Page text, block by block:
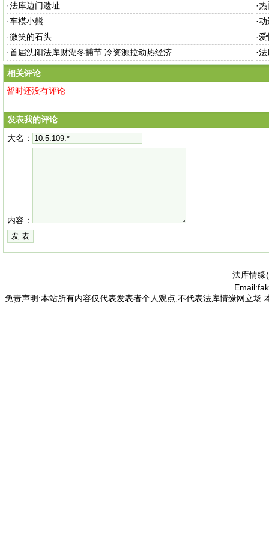
·法库边门遗址 ·热
·车模小熊 ·动
·微笑的石头 ·爱
·首届沈阳法库财湖冬捕节 冷资源拉动热经济 ·法
相关评论
暂时还没有评论
发表我的评论
大名：
内容：
法库情缘(
免责声明:本站所有内容仅代表发表者个人观点,不代表法库情缘网立